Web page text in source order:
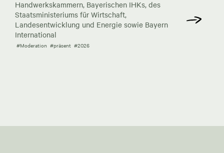
Handwerkskammern, Bayerischen IHKs, des
Staatsministeriums für Wirtschaft,
Landesentwicklung und Energie sowie Bayern
International
#Moderation #präsent #2026